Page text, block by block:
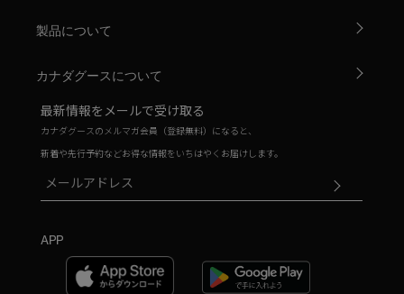
製品について
カナダグースについて
最新情報をメールで受け取る
カナダグースのメルマガ会員（登録無料）になると、
新着や先行予約などお得な情報をいちはやくお届けします。
APP